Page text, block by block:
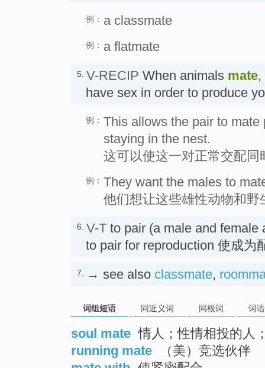
例： a classmate
例： a flatmate
5. V-RECIP When animals mate
have sex in order to produce
例： This allows the pair to
staying in the nest.
这可以使这一对正常交配
例： They want the males to
他们想让这些雄性动物和野
6. V-T to pair (a male and female
to pair for reproduction 使成为
7. → see also classmate,
词组短语 同近义词 同根词 词
soul mate 情人；性情相投的人
running mate
（美）竞选伙伴